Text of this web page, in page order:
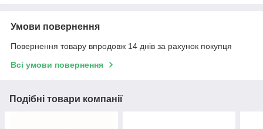
Умови повернення
Повернення товару впродовж 14 днів за рахунок покупця
Всі умови повернення
Подібні товари компанії